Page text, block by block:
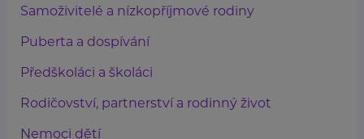
Samoživitelé a nízkopříjmové rodiny
Puberta a dospívání
Předškoláci a školáci
Rodičovství, partnerství a rodinný život
Nemoci dětí